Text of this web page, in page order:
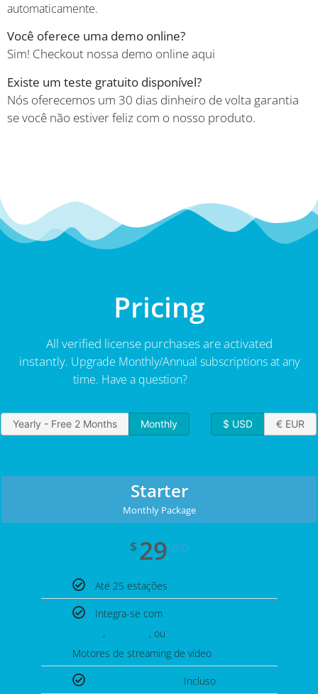
automaticamente.
Você oferece uma demo online?
Sim! Checkout nossa demo online aqui
Existe um teste gratuito disponível?
Nós oferecemos um 30 dias dinheiro de volta garantia
se você não estiver feliz com o nosso produto.
Pricing
All verified license purchases are activated
instantly. Upgrade Monthly/Annual subscriptions at any
time. Have a question?
Yearly - Free 2 Months Monthly $ USD € EUR
Starter
Monthly Package
$29USD
Até 25 estações
Integra-se com
, , ou
Motores de streaming de vídeo
Incluso